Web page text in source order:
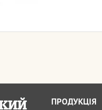
ПРОДУКЦІЯ